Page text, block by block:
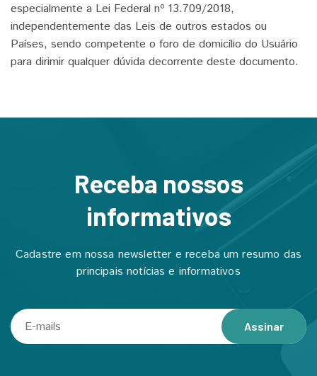
especialmente a Lei Federal nº 13.709/2018,
independentemente das Leis de outros estados ou
Países, sendo competente o foro de domicílio do Usuário
para dirimir qualquer dúvida decorrente deste documento.
Receba nossos
informativos
Cadastre em nossa newsletter e receba um resumo das
principais notícias e informativos
Assinar